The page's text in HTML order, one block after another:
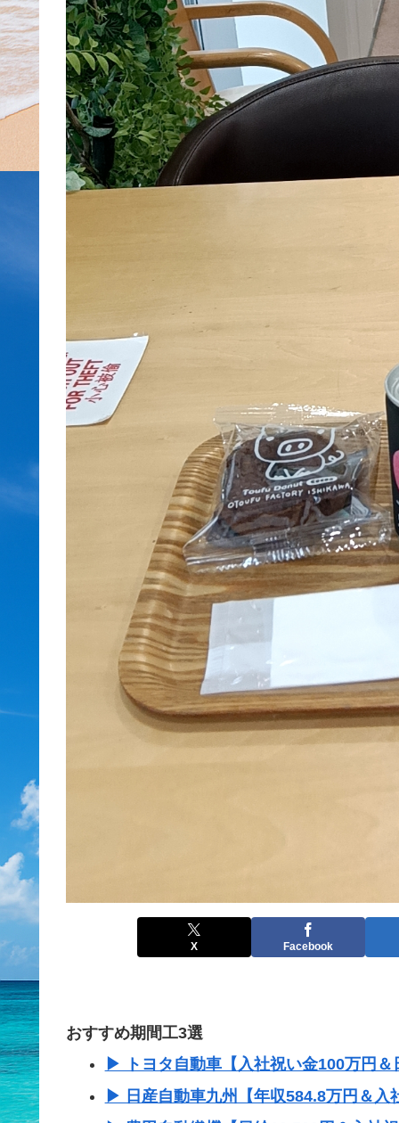
X Facebook
おすすめ期間工3選
▶ トヨタ自動車【入社祝い金100万円
▶ 日産自動車九州【年収584.8万円＆入